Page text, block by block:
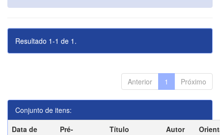
Resultado 1-1 de 1.
Anterior 1 Próximo
Conjunto de itens:
Data de
Pré-
Título Autor